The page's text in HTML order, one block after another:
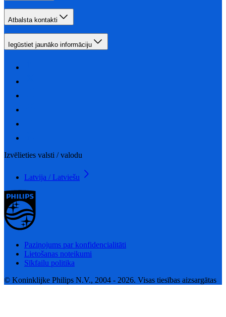
Atbalsta kontakti
Iegūstiet jaunāko informāciju
Izvēlieties valsti / valodu
Latvija / Latviešu
Paziņojums par konfidencialitāti
Lietošanas noteikumi
Sīkfailu politika
© Koninklijke Philips N.V., 2004 - 2026. Visas tiesības aizsargātas